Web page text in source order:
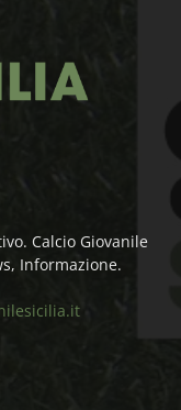
Calcio Giovanile
Informazione.